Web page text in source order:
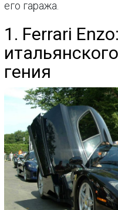
его гаража.
1. Ferrari
гения